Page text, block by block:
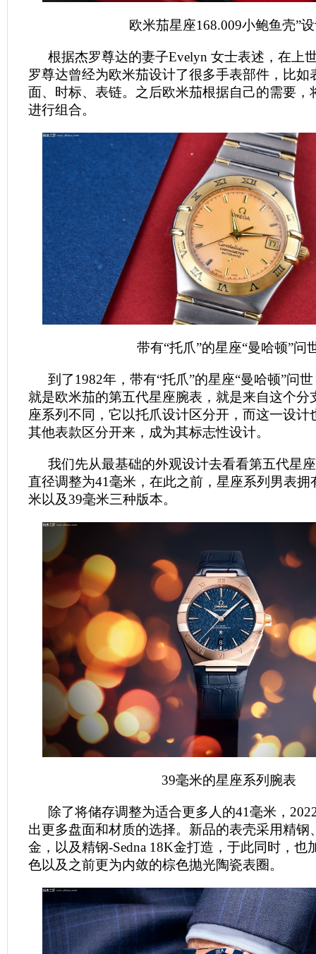
欧米茄星座168.009小鲍鱼壳”
根据杰罗尊达的妻子Evelyn 女士表述，在上
罗尊达曾经为欧米茄设计了很多手表部件，比如
面、时标、表链。之后欧米茄根据自己的需要，
进行组合。
带有“托爪”的星座“曼哈顿”问
到了1982年，带有“托爪”的星座“曼哈顿”问
就是欧米茄的第五代星座腕表，就是来自这个分
座系列不同，它以托爪设计区分开，而这一设计
其他表款区分开来，成为其标志性设计。
我们先从最基础的外观设计去看看第五代星
直径调整为41毫米，在此之前，星座系列男表拥
米以及39毫米三种版本。
39毫米的星座系列腕表
除了将储存调整为适合更多人的41毫米，
出更多盘面和材质的选择。新品的表壳采用精钢
金，以及精钢-Sedna 18K金打造，于此同时，也
色以及之前更为内敛的棕色抛光陶瓷表圈。